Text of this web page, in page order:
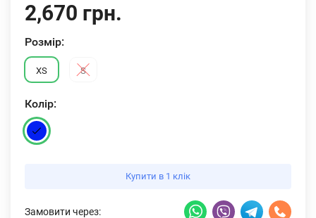
2,670 грн.
Розмiр:
XS S
Колiр:
Купити в 1 клік
Замовити через: